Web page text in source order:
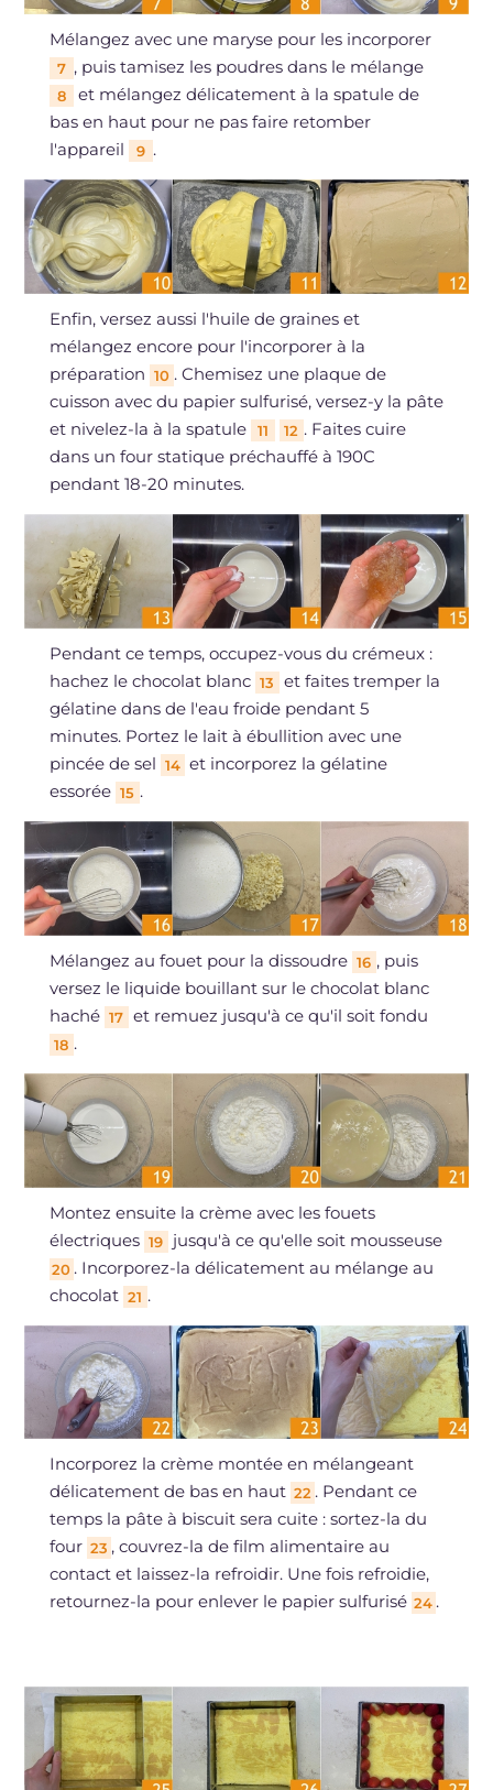
Mélangez avec une maryse pour les incorporer
7 , puis tamisez les poudres dans le mélange
8
et mélangez délicatement à la spatule de
bas en haut pour ne pas faire retomber
l'appareil
9 .
Enfin, versez aussi l'huile de graines et
mélangez encore pour l'incorporer à la
préparation 10 . Chemisez une plaque de
cuisson avec du papier sulfurisé, versez-y la pâte
et nivelez-la à la spatule
11 12 . Faites cuire
dans un four statique préchauffé à 190C
pendant 18-20 minutes.
Pendant ce temps, occupez-vous du crémeux :
hachez le chocolat blanc 13
et faites tremper la
gélatine dans de l'eau froide pendant 5
minutes. Portez le lait à ébullition avec une
pincée de sel 14 et incorporez la gélatine
essorée 15 .
Mélangez au fouet pour la dissoudre 16 , puis
versez le liquide bouillant sur le chocolat blanc
haché 17 et remuez jusqu'à ce qu'il soit fondu
18 .
Montez ensuite la crème avec les fouets
électriques 19 jusqu'à ce qu'elle soit mousseuse
20 . Incorporez-la délicatement au mélange au
chocolat 21 .
Incorporez la crème montée en mélangeant
délicatement de bas en haut 22 . Pendant ce
temps la pâte à biscuit sera cuite : sortez-la du
four 23 , couvrez-la de film alimentaire au
contact et laissez-la refroidir. Une fois refroidie,
retournez-la pour enlever le papier sulfurisé 24 .